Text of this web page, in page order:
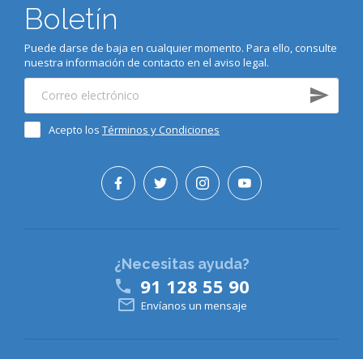
Boletín
Puede darse de baja en cualquier momento. Para ello, consulte
nuestra información de contacto en el aviso legal.
Acepto los Términos y Condiciones
¿Necesitas ayuda?
 91 128 55 90
 Envíanos un mensaje